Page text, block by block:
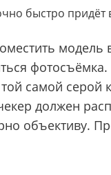
быстро придёт
модель
самой серой
должен
объективу.